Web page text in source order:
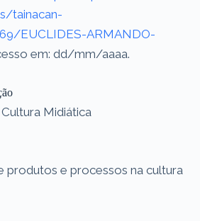
tainacan-
EUCLIDES-ARMANDO-
em: dd/mm/aaaa.
Midiática
produtos e processos na cultura